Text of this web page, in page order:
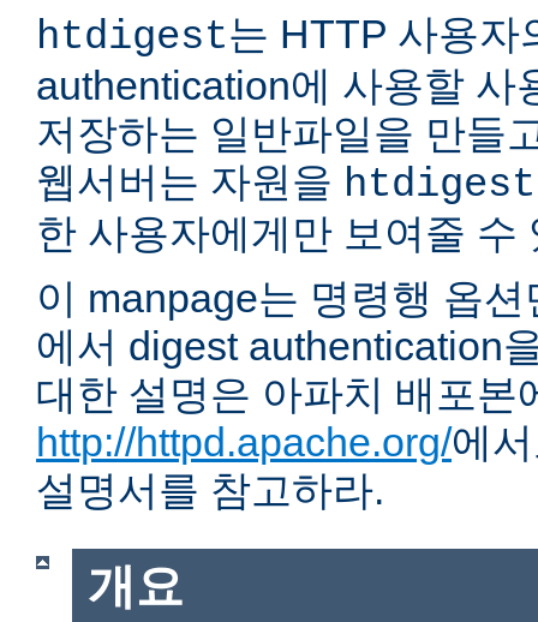
htdigest는 HTTP 사용자
authentication에 사용할 사
저장하는 일반파일을 만들
웹서버는 자원을 htdigest
한 사용자에게만 보여줄 수
이 manpage는 명령행 옵
에서 digest authentication
대한 설명은 아파치 배포본
http://httpd.apache.org/에
설명서를 참고하라.
개요